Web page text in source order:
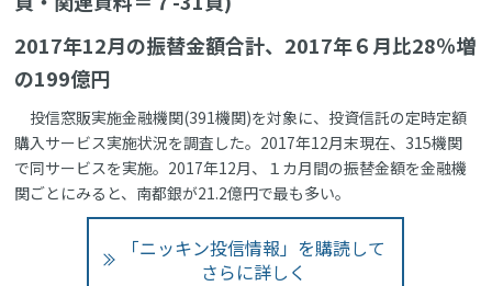
2017年12月の振替金額合計、2017年６月比28％増
の199億円
投信窓販実施金融機関(391機関)を対象に、投資信託の定時定額
購入サービス実施状況を調査した。2017年12月末現在、315機関
で同サービスを実施。2017年12月、１カ月間の振替金額を金融機
関ごとにみると、南都銀が21.2億円で最も多い。
「ニッキン投信情報」を購読して
さらに詳しく